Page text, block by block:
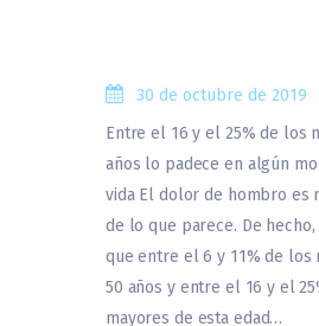
30 de octubre de 2019
Entre el 16 y el 25% de los
años lo padece en algún
vida El dolor de hombro es
de lo que parece. De
que entre el 6 y 11% de los
50 años y entre el 16 y el
mayores de esta edad…